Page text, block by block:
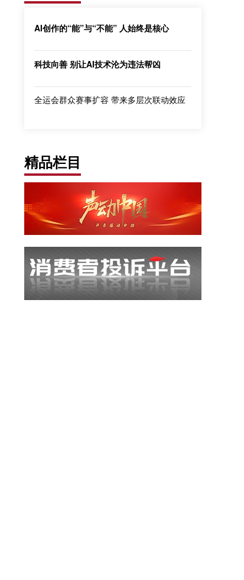
AI创作的“能”与“不能” 人始终是核心
科技向善 别让AI技术沦为违法帮凶
全运会群众赛事扩容 带来多层次联动效应
精品栏目